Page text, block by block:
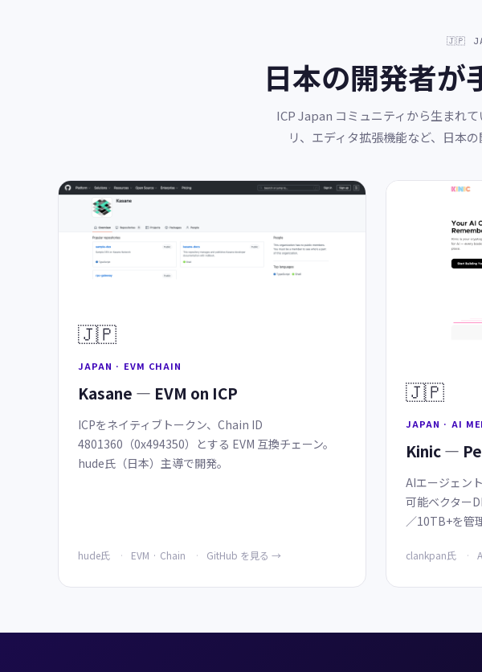
🇯🇵
日本の開発者が
ICP Japan コミュニティから生まれ
リ、エディタ拡張機能など、日本
🇯🇵
JAPAN · EVM CHAIN
Kasane — EVM on ICP
ICPをネイティブトークン、Chain ID
4801360（0x494350）とする EVM 互換チェーン。
hude氏（日本）主導で開発。
hude氏 EVM · Chain GitHub を見る →
🇯🇵
JAPAN · AI
Kinic —
AIエージェン
可能ベクター
／10TB+を管
clankpan氏